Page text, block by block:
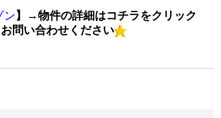
ン 】→物件の詳細はコチラをクリック
問い合わせください